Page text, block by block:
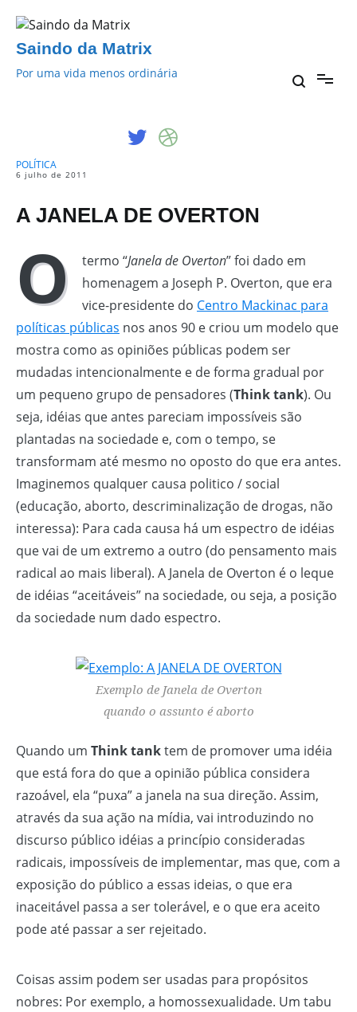
para
Saindo da Matrix
Por uma vida menos ordinária
POLÍTICA
6 julho de 2011
A JANELA DE OVERTON
O termo “Janela de Overton” foi dado em
homenagem a Joseph P. Overton, que era
vice-presidente do Centro Mackinac para
políticas públicas nos anos 90 e criou um modelo que
mostra como as opiniões públicas podem ser
mudadas intencionalmente e de forma gradual por
um pequeno grupo de pensadores (Think tank). Ou
seja, idéias que antes pareciam impossíveis são
plantadas na sociedade e, com o tempo, se
transformam até mesmo no oposto do que era antes.
Imaginemos qualquer causa politico / social
(educação, aborto, descriminalização de drogas, não
interessa): Para cada causa há um espectro de idéias
que vai de um extremo a outro (do pensamento mais
radical ao mais liberal). A Janela de Overton é o leque
de idéias “aceitáveis” na sociedade, ou seja, a posição
da sociedade num dado espectro.
Exemplo de Janela de Overton
quando o assunto é aborto
Quando um Think tanktem de promover uma idéia
que está fora do que a opinião pública considera
razoável, ela “puxa” a janela na sua direção. Assim,
através da sua ação na mídia, vai introduzindo no
discurso público idéias a princípio consideradas
radicais, impossíveis de implementar, mas que, com a
exposição do público a essas ideias, o que era
inaceitável passa a ser tolerável, e o que era aceito
pode até passar a ser rejeitado.
Coisas assim podem ser usadas para propósitos
nobres: Por exemplo, a homossexualidade. Um tabu